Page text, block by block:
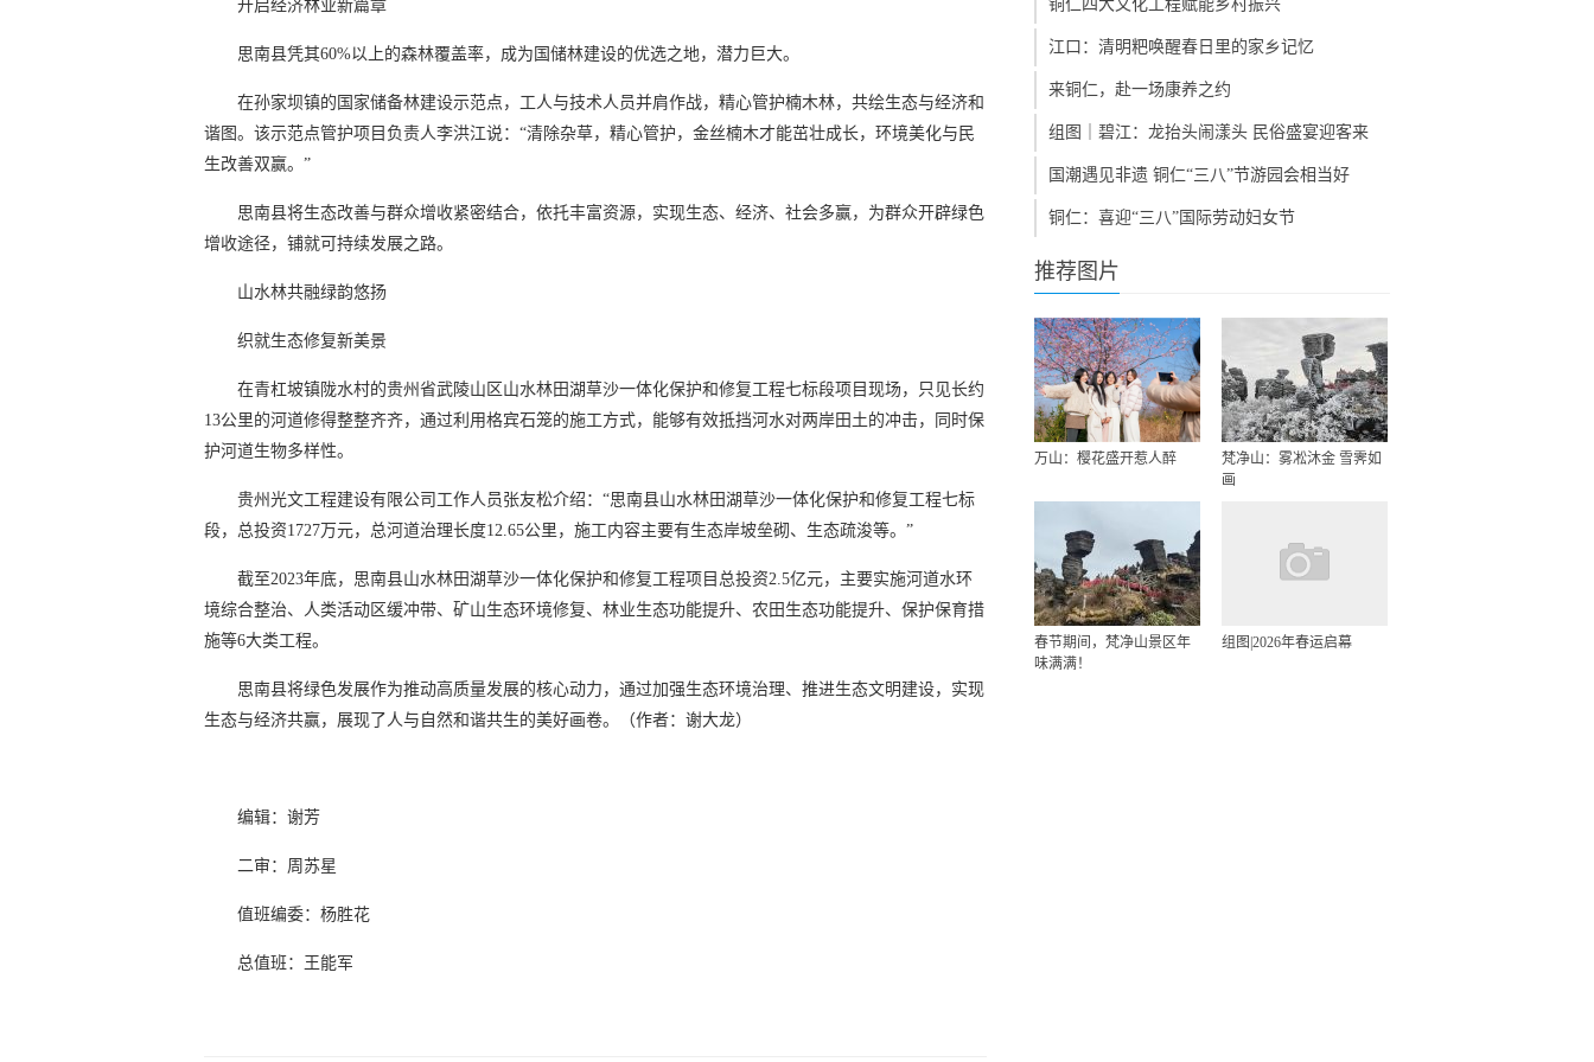
开启经济林业新篇章
思南县凭其60%以上的森林覆盖率，成为国储林建设的优选之地，潜力巨大。
在孙家坝镇的国家储备林建设示范点，工人与技术人员并肩作战，精心管护楠木林，共绘生态与经济和
谐图。该示范点管护项目负责人李洪江说：“清除杂草，精心管护，金丝楠木才能茁壮成长，环境美化与民
生改善双赢。”
思南县将生态改善与群众增收紧密结合，依托丰富资源，实现生态、经济、社会多赢，为群众开辟绿色
增收途径，铺就可持续发展之路。
山水林共融绿韵悠扬
织就生态修复新美景
在青杠坡镇陇水村的贵州省武陵山区山水林田湖草沙一体化保护和修复工程七标段项目现场，只见长约
13公里的河道修得整整齐齐，通过利用格宾石笼的施工方式，能够有效抵挡河水对两岸田土的冲击，同时保
护河道生物多样性。
贵州光文工程建设有限公司工作人员张友松介绍：“思南县山水林田湖草沙一体化保护和修复工程七标
段，总投资1727万元，总河道治理长度12.65公里，施工内容主要有生态岸坡垒砌、生态疏浚等。”
截至2023年底，思南县山水林田湖草沙一体化保护和修复工程项目总投资2.5亿元，主要实施河道水环
境综合整治、人类活动区缓冲带、矿山生态环境修复、林业生态功能提升、农田生态功能提升、保护保育措
施等6大类工程。
思南县将绿色发展作为推动高质量发展的核心动力，通过加强生态环境治理、推进生态文明建设，实现
生态与经济共赢，展现了人与自然和谐共生的美好画卷。（作者：谢大龙）
编辑：谢芳
二审：周苏星
值班编委：杨胜花
总值班：王能军
铜仁四大文化工程赋能乡村振兴
江口：清明粑唤醒春日里的家乡记忆
来铜仁，赴一场康养之约
组图｜碧江：龙抬头闹漾头 民俗盛宴迎客来
国潮遇见非遗 铜仁“三八”节游园会相当好
铜仁：喜迎“三八”国际劳动妇女节
推荐图片
万山：樱花盛开惹人醉
梵净山：雾凇沐金 雪霁如
画
春节期间，梵净山景区年
味满满！
组图|2026年春运启幕